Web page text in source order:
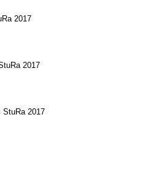
2017
2017
StuRa 2017